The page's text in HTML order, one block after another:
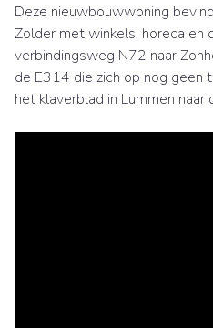
Deze nieuwbouwwoning
Zolder met winkels, horeca en
verbindingsweg N72 naar
de E314 die zich op nog geen
het klaverblad in Lummen naar